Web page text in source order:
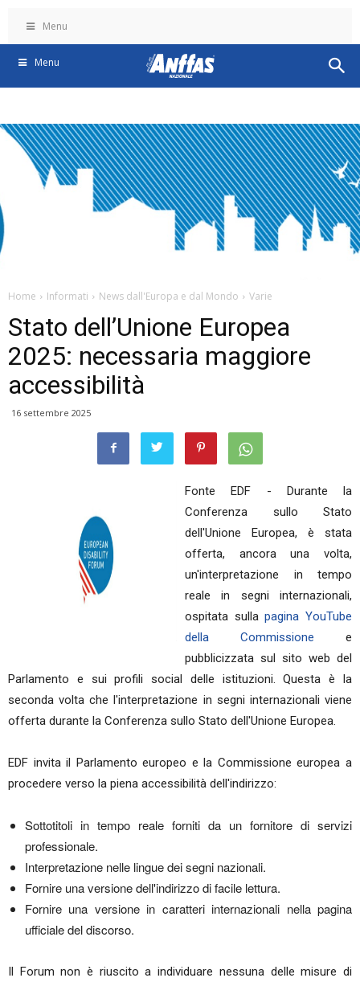
Menu
Menu
Home Informati News dall'Europa e dal Mondo Varie
Stato dell’Unione Europea
2025: necessaria maggiore
accessibilità
16 settembre 2025
Fonte EDF - Durante la
Conferenza sullo Stato
dell'Unione Europea, è stata
offerta, ancora una volta,
un'interpretazione in tempo
reale in segni internazionali,
ospitata sullapagina YouTube
della Commissione e
pubblicizzata sul sito web del
Parlamento e sui profili social delle istituzioni. Questa è la
seconda volta che l'interpretazione in segni internazionali viene
offerta durante la Conferenza sullo Stato dell'Unione Europea.
EDF invita il Parlamento europeo e la Commissione europea a
procedere verso la piena accessibilità dell'indirizzo:
Sottotitoli in tempo reale forniti da un fornitore di servizi
professionale.
Interpretazione nelle lingue dei segni nazionali.
Fornire una versione dell'indirizzo di facile lettura.
Fornire una versione in caratteri internazionali nella pagina
ufficiale del discorso.
Il Forum non è riuscito a individuare nessuna delle misure di